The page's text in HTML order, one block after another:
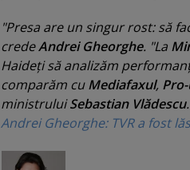
"Presa are un singur rost: să
credeAndrei Gheorghe. "La
Haideţi să analizăm
comparăm cuMediafaxul,
ministruluiSebastian Vlădescu.
Andrei Gheorghe: TVR a fost